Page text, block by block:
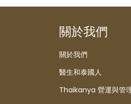
關於我們
關於我們
醫生和泰國人
Thaikanya 營運與管